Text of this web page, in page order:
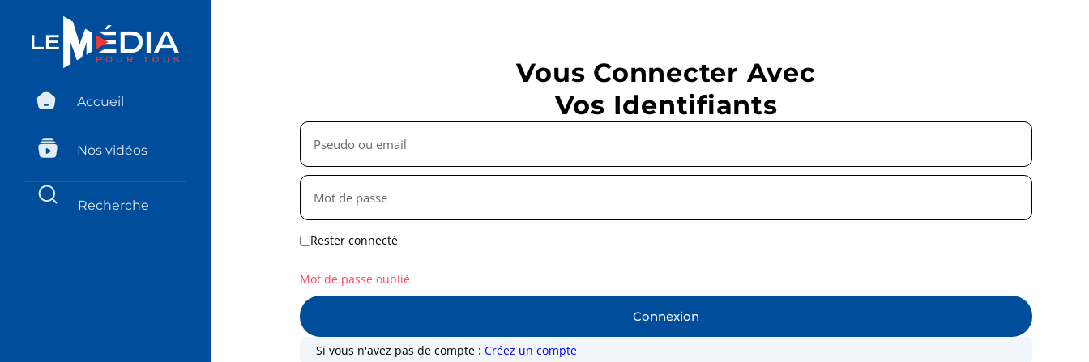
Accueil
Nos vidéos
Vous Connecter Avec
Vos Identifiants
Rester connecté
Connexion
Mot de passe oublié
Si vous n'avez pas de compte :Créez un compte